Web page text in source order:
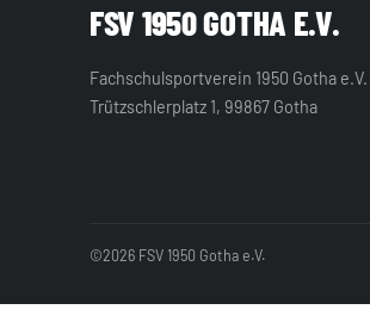
FSV 1950 GOTHA E.V.
Fachschulsportverein 1950 Gotha
Trützschlerplatz 1, 99867 Gotha
©2026 FSV 1950 Gotha e.V.